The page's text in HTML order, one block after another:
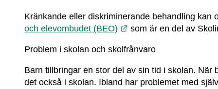
Kränkande eller diskriminerande behandling kan
och elevombudet (BEO)
Länk till annan
som är en del av
Problem i skolan och skolfrånvaro
Barn tillbringar en stor del av sin tid i skolan. När
det också i skolan. Ibland har problemet med